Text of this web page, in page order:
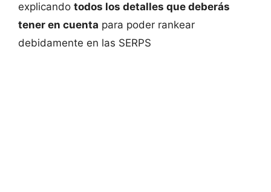
explicando todos los detalles que deberás
tener en cuenta para poder rankear
debidamente en las SERPS